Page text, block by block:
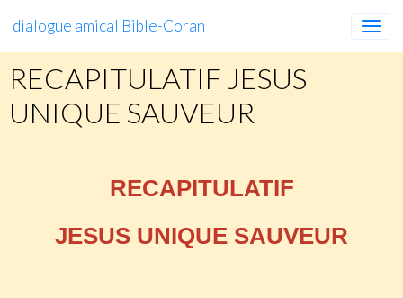
dialogue amical Bible-Coran
RECAPITULATIF JESUS
UNIQUE SAUVEUR
RECAPITULATIF
JESUS UNIQUE SAUVEUR